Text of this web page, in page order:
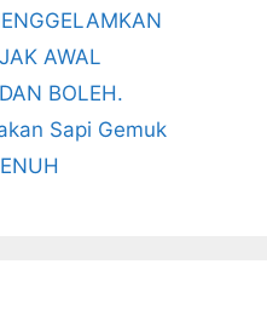
AWAL
BOLEH.
Sapi Gemuk